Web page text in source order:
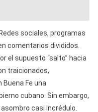
sociales, programas
comentarios divididos.
el supuesto “salto” hacia
traicionados,
Fe una
cubano. Sin embargo,
casi incrédulo.